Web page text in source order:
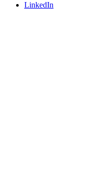
LinkedIn